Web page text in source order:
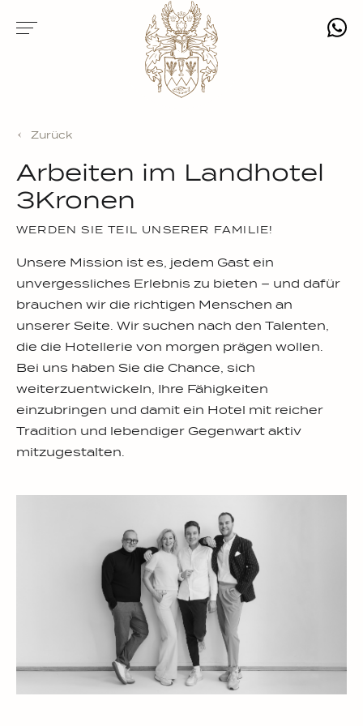
Zurück
Arbeiten im Landhotel
3Kronen
WERDEN SIE TEIL UNSERER FAMILIE!
Unsere Mission ist es, jedem Gast ein
unvergessliches Erlebnis zu bieten – und dafür
brauchen wir die richtigen Menschen an
unserer Seite. Wir suchen nach den Talenten,
die die Hotellerie von morgen prägen wollen.
Bei uns haben Sie die Chance, sich
weiterzuentwickeln, Ihre Fähigkeiten
einzubringen und damit ein Hotel mit reicher
Tradition und lebendiger Gegenwart aktiv
mitzugestalten.